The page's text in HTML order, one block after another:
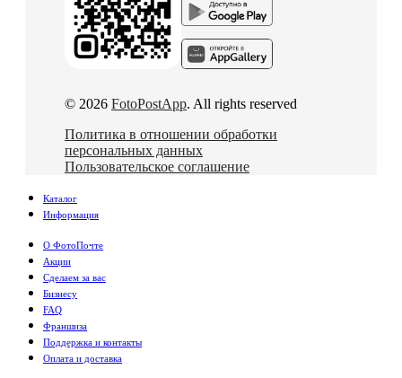
© 2026 FotoPostApp. All rights reserved
Политика в отношении обработки
персональных данных
Пользовательское соглашение
Каталог
Информация
О ФотоПочте
Акции
Сделаем за вас
Бизнесу
FAQ
Франшиза
Поддержка и контакты
Оплата и доставка